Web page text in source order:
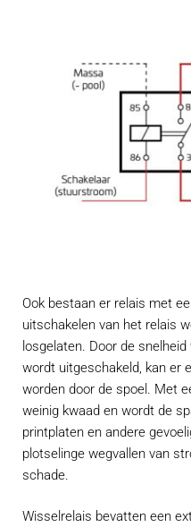
Ook bestaan er relais met
uitschakelen van het relais
losgelaten. Door de
wordt uitgeschakeld, kan er
worden door de spoel. Met
weinig kwaad en wordt de
printplaten en andere
plotselinge wegvallen van
schade.
Wisselrelais bevatten een